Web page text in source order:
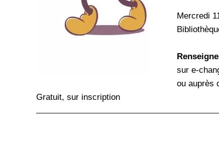
Mercredi
sur e-
ou auprès
Gratuit, sur inscription